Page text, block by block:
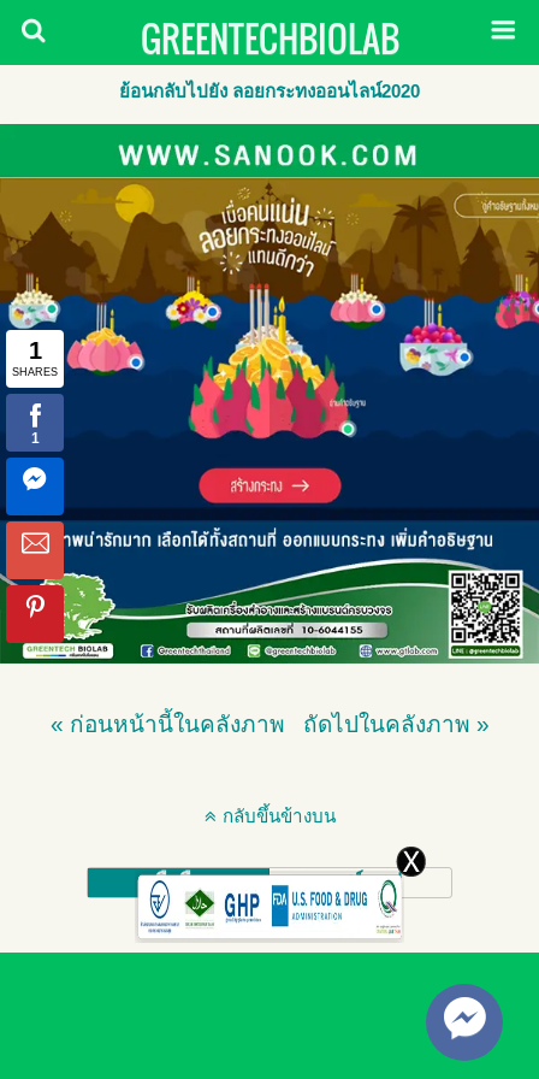
GREENTECHBIOLAB
ย้อนกลับไปยัง ลอยกระทงออนไลน์2020
« ก่อนหน้านี้ในคลังภาพ ถัดไปในคลังภาพ »
กลับขึ้นข้างบน
มือถือ เดสก์ทอป